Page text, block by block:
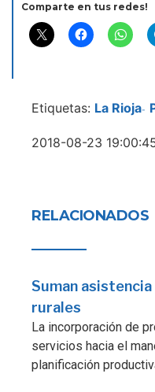
Comparte en tus redes!
Etiquetas: La Rioja-
2018-08-23
RELACIONADOS
Suman
rurales
La incorporación de
servicios hacia el
planificación